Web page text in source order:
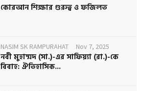
কোরআন শিক্ষার গুরুত্ব ও ফজিলত
NASIM SK RAMPURAHAT Nov 7, 2025
নবী মুহাম্মদ (সা.)-এর সাফিয়্যা (রা.)-কে
বিবাহ: ঐতিহাসিক...